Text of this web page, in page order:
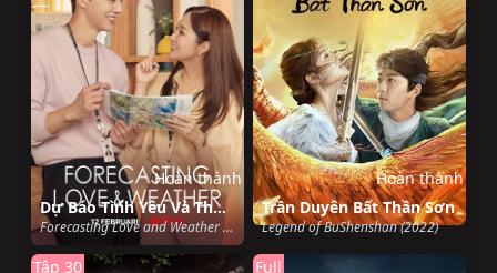
Dự Báo Tình Yêu Và Thời Tiết
Forecasting Love and Weather (2022)
Hoàn thành
Trần Duyên Bất Thần Sơn
Legend of BuShenshan (2022)
Hoàn thành
Tập 30 Full